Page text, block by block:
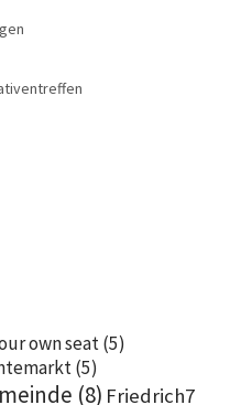
own seat(5)
(5)
(8) Friedrich7